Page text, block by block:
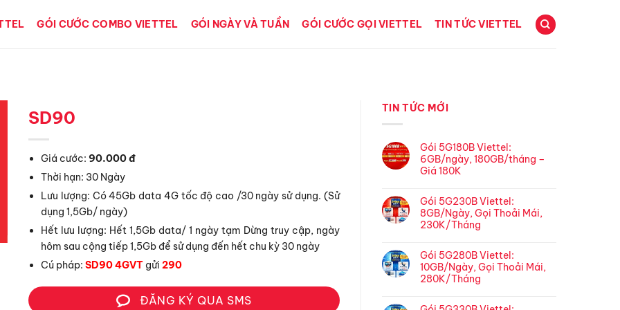
GÓI CƯỚC COMBO VIETTEL GÓI NGÀY VÀ TUẦN GÓI CƯỚC GỌI VIETTEL TIN TỨC VIETTEL
SD90
Giá cước:90.000đ
Thời hạn: 30 Ngày
Lưu lượng: Có 45Gb data 4G tốc độ cao /30 ngày sử dụng. (Sử
dụng 1,5Gb/ ngày)
Hết lưu lượng: Hết 1,5Gb data/ 1 ngày tạm Dừng truy cập, ngày
hôm sau cộng tiếp 1,5Gb để sử dụng đến hết chu kỳ 30 ngày
Cú pháp: SD90 4GVT gửi290
ĐĂNG KÝ QUA SMS
TIN TỨC MỚI
Gói 5G180B Viettel:
6GB/ngày, 180GB/tháng –
Giá 180K
Gói 5G230B Viettel:
8GB/Ngày, Gọi Thoải Mái,
230K/Tháng
Gói 5G280B Viettel:
10GB/Ngày, Gọi Thoải Mái,
280K/Tháng